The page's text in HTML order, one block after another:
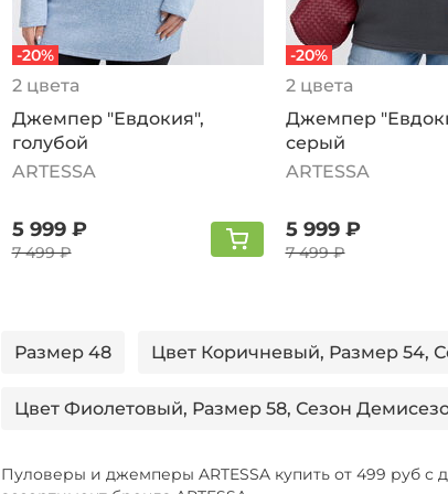
-20%
2 цвета
Джемпер "Евдокия",
голубой
ARTESSA
5 999 ₽
7 499 ₽
-20%
2 цвета
Джемпер
серый
ARTESSA
5 999 ₽
7 499 ₽
Размер 48 Цвет Коричневый, Размер 54,
Цвет Фиолетовый, Размер 58, Сезон
Тип джемпер, Цвет Серый, Размер 56 Тип
Пуловеры и джемперы ARTESSA купить от 499 руб